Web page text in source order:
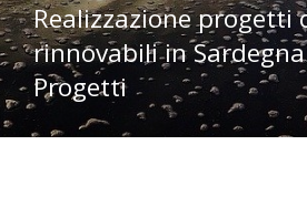
Realizzazione progetti
rinnovabili in Sardegna
Progetti